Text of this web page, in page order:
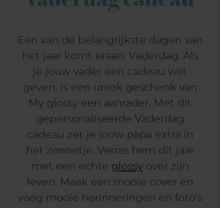
Een van de belangrijkste dagen van
het jaar komt eraan: Vaderdag. Als
je jouw vader een cadeau wilt
geven, is een uniek geschenk van
My glossy een aanrader. Met dit
gepersonaliseerde Vaderdag
cadeau zet je jouw papa extra in
het zonnetje. Verras hem dit jaar
met een echte glossyover zijn
leven. Maak een mooie cover en
voeg mooie herinneringen en foto’s